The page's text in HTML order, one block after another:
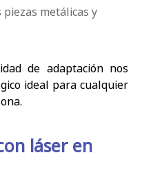
piezas metálicas y
de adaptación nos
ideal para cualquier
láser en